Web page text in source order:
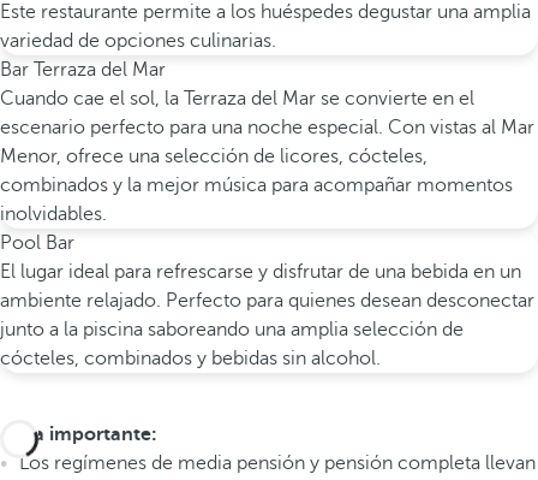
Este restaurante permite a los huéspedes degustar una amplia
variedad de opciones culinarias.
Bar Terraza del Mar
Cuando cae el sol, la Terraza del Mar se convierte en el
escenario perfecto para una noche especial. Con vistas al Mar
Menor, ofrece una selección de licores, cócteles,
combinados y la mejor música para acompañar momentos
inolvidables.
Pool Bar
El lugar ideal para refrescarse y disfrutar de una bebida en un
ambiente relajado. Perfecto para quienes desean desconectar
junto a la piscina saboreando una amplia selección de
cócteles, combinados y bebidas sin alcohol.
Nota importante:
Los regímenes de media pensión y pensión completa llevan